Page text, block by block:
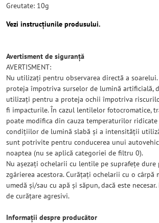
Greutate: 10g
Vezi instrucțiunile produsului.
Avertisment de siguranță
AVERTISMENT:
Nu utilizați pentru observarea directă a
proteja împotriva surselor de lumină artificială,
utilizați pentru a proteja ochii împotriva
fi impacturile. În cazul lentilelor fotocromatice,
poate modifica din cauza temperaturilor ridicate
condițiilor de lumină slabă și a intensității
sunt potrivite pentru conducerea unui
noaptea (nu se aplică categoriei de filtru 0).
Nu așezați ochelarii cu lentile pe suprafețe dure
zgârierea acestora. Curățați ochelarii cu o cârpă
umedă și/sau cu apă și săpun, dacă este
de curățare agresivi.
Informații despre producător